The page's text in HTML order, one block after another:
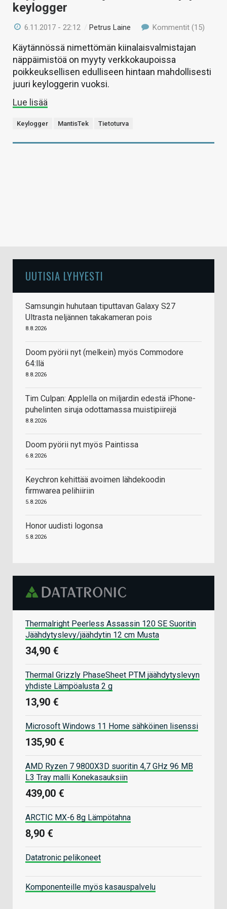
keylogger
6.11.2017 - 22:12 / Petrus Laine Kommentit (15)
Käytännössä nimettömän kiinalaisvalmistajan
näppäimistöä on myyty verkkokaupoissa
poikkeuksellisen edulliseen hintaan mahdollisesti
juuri keyloggerin vuoksi.
Lue lisää
Keylogger MantisTek Tietoturva
UUTISIA LYHYESTI
Samsungin huhutaan tiputtavan Galaxy S27
Ultrasta neljännen takakameran pois
8.8.2026
Doom pyörii nyt (melkein) myös Commodore
64:llä
8.8.2026
Tim Culpan: Applella on miljardin edestä iPhone-
puhelinten siruja odottamassa muistipiirejä
8.8.2026
Doom pyörii nyt myös Paintissa
6.8.2026
Keychron kehittää avoimen lähdekoodin
firmwarea pelihiiriin
5.8.2026
Honor uudisti logonsa
5.8.2026
Thermalright Peerless Assassin 120 SE Suoritin
Jäähdytyslevy/jäähdytin 12 cm Musta
34,90 €
Thermal Grizzly PhaseSheet PTM jäähdytyslevyn
yhdiste Lämpöalusta 2 g
13,90 €
Microsoft Windows 11 Home sähköinen lisenssi
135,90 €
AMD Ryzen 7 9800X3D suoritin 4,7 GHz 96 MB
L3 Tray malli Konekasauksiin
439,00 €
ARCTIC MX-6 8g Lämpötahna
8,90 €
Datatronic pelikoneet
Komponenteille myös kasauspalvelu